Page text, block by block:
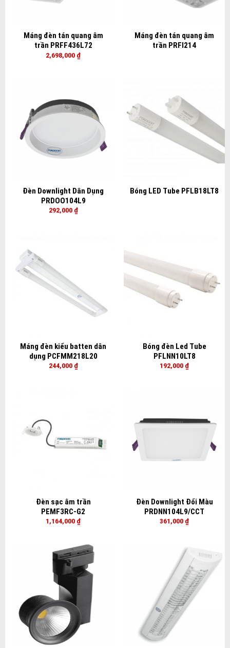
Máng đèn tán quang âm
trần PRFF436L72
2,698,000 ₫
Máng đèn tán quang âm
trần PRFI214
Đèn Downlight Dân Dụng
PRDOO104L9
292,000 ₫
Bóng LED Tube PFLB18LT8
Máng đèn kiểu batten dân
dụng PCFMM218L20
244,000 ₫
Bóng đèn Led Tube
PFLNN10LT8
192,000 ₫
Đèn sạc âm trần
PEMF3RC-G2
1,164,000 ₫
Đèn Downlight Đổi Màu
PRDNN104L9/CCT
361,000 ₫